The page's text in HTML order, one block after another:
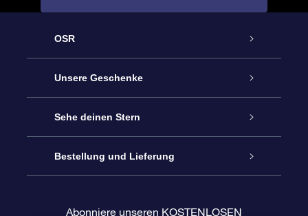
OSR
Service
Kontakt
Blog
Unsere Geschenke
Sterne schenken
OSR-Geschenkpaket
Sehe deinen Stern
Sternregister
Bestellung und Lieferung
Abonniere unseren KOSTENLOSEN